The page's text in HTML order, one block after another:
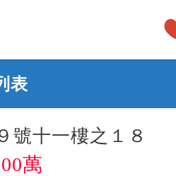
表
號十一樓之１８
萬